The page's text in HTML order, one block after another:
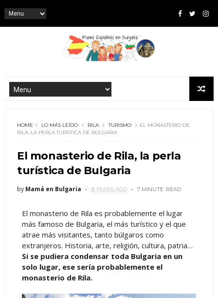
HOME LO MÁS LEÍDO RILA TURISMO
EL MONASTERIO DE
RILA, LA PERLA TURÍSTICA DE BULGARIA
El monasterio de Rila, la perla
turística de Bulgaria
by Mamá en Bulgaria 8 YEARS AGO 7 MINUTE READ
El monasterio de Rila es probablemente el lugar
más famoso de Bulgaria, el más turístico y el que
atrae más visitantes, tanto búlgaros como
extranjeros. Historia, arte, religión, cultura, patria…
Si se pudiera condensar toda Bulgaria en un
solo lugar, ese sería probablemente el
monasterio de Rila.